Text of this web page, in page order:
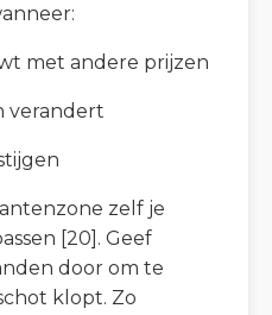
met andere prijzen
verandert
zelf je
[20]. Geef
door om te
klopt. Zo